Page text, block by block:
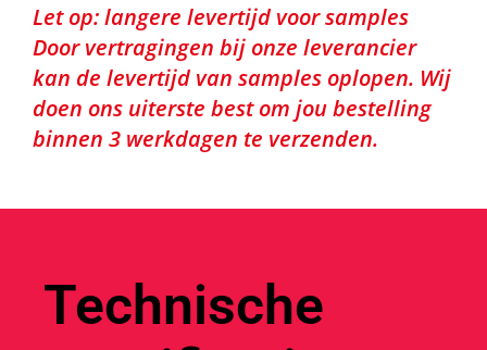
Let op: langere levertijd voor samples
Door vertragingen bij onze leverancier
kan de levertijd van samples oplopen. Wij
doen ons uiterste best om jou bestelling
binnen 3 werkdagen te verzenden.
Technische